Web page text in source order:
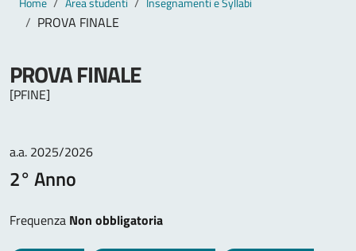
Breadcrumb
PROVA FINALE
PROVA FINALE
[PFINE]
a.a. 2025/2026
2° Anno
Frequenza Non obbligatoria